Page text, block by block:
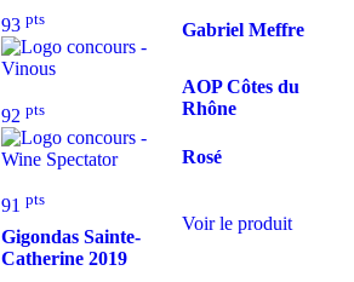
93pts
92pts
91pts
Gigondas Sainte-
Catherine2019
Gabriel Meffre
AOP Côtes du
Rhône
Rosé
Voir le produit